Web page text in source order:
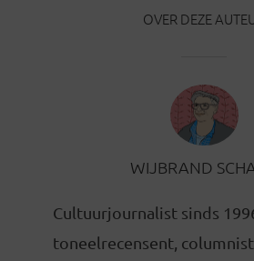
OVER DEZE
WIJBRAND
Cultuurjournalist sinds
toneelrecensent,